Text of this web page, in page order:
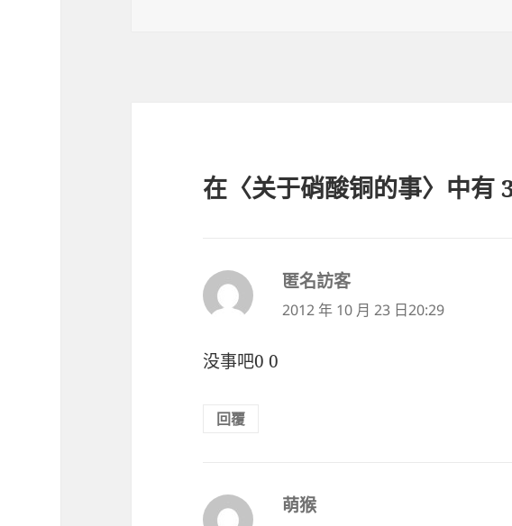
在〈关于硝酸铜的事〉中有
匿名訪客表
示:
2012 年 10 月 23 日20:29
没事吧0 0
回覆
萌猴